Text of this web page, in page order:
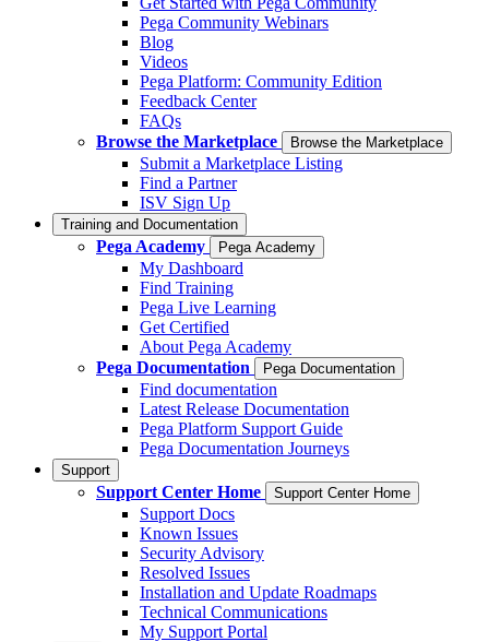
Pega Community Webinars
Blog
Videos
Pega Platform: Community Edition
Feedback Center
FAQs
Browse the Marketplace
Browse the Marketplace
Submit a Marketplace Listing
Find a Partner
ISV Sign Up
Training and Documentation
Pega Academy Pega Academy
My Dashboard
Find Training
Pega Live Learning
Get Certified
About Pega Academy
Pega Documentation
Pega Documentation
Find documentation
Latest Release Documentation
Pega Platform Support Guide
Pega Documentation Journeys
Support
Support Center Home Support Center Home
Support Docs
Known Issues
Security Advisory
Resolved Issues
Installation and Update Roadmaps
Technical Communications
My Support Portal